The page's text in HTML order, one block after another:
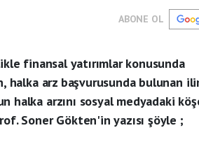
ABONE OL
finansal yatırımlar konusunda
halka arz başvurusunda bulunan
halka arzını sosyal medyadaki
Soner Gökten'in yazısı şöyle ;